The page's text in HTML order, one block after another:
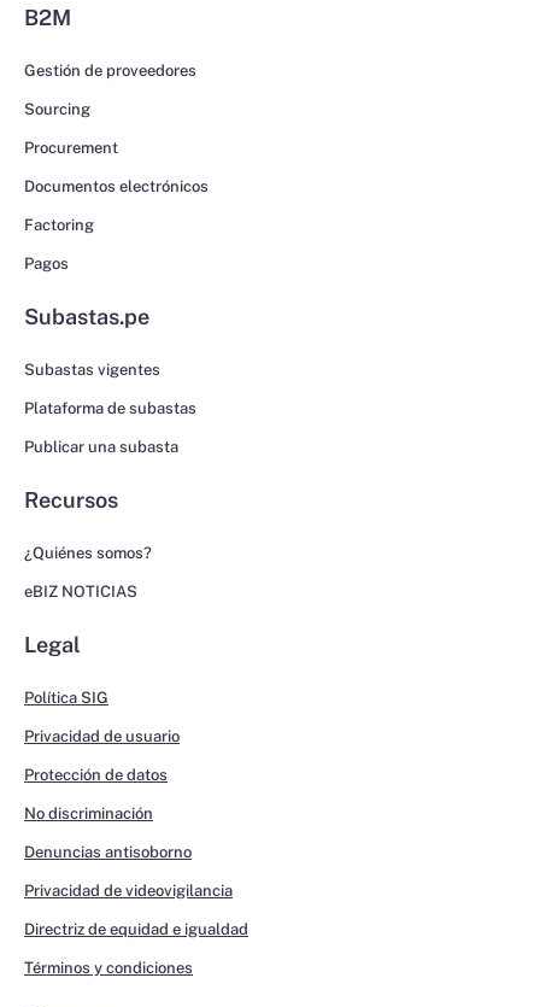
B2M
Gestión de proveedores
Sourcing
Procurement
Documentos electrónicos
Factoring
Pagos
Subastas.pe
Subastas vigentes
Plataforma de subastas
Publicar una subasta
Recursos
¿Quiénes somos?
eBIZ NOTICIAS
Legal
Política SIG
Privacidad de usuario
Protección de datos
No discriminación
Denuncias antisoborno
Privacidad de videovigilancia
Directriz de equidad e igualdad
Términos y condiciones